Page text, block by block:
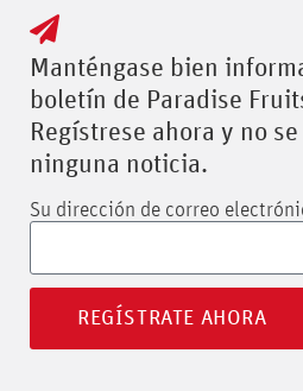
Manténgase bien
boletín de Paradise
Regístrese ahora y no
ninguna noticia.
Su dirección de correo
REGÍSTRATE AHORA